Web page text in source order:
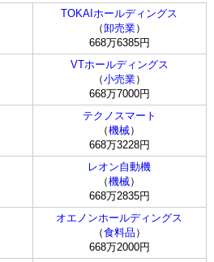
TOKAIホールディングス
（卸売業）
668万6385円
VTホールディングス
（小売業）
668万7000円
テクノスマート
（機械）
668万3228円
レオン自動機
（機械）
668万2835円
オエノンホールディングス
（食料品 ）
668万2000円